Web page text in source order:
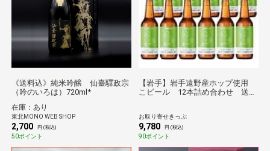
《送料込》純米吟醸 仙臺驛政宗
（吟のいろは）720ml*
在庫：あり
東北MONO WEB SHOP
2,700 円 (税込)
50ポイント
【岩手】岩手遠野産ホップ使用
こビール 12本詰め合わせ 送料
お取り寄せきっぷ
9,780 円 (税込)
90ポイント